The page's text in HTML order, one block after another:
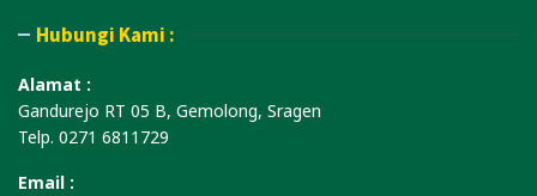
Hubungi Kami :
Alamat :
Gandurejo RT 05 B, Gemolong, Sragen
Telp. 0271 6811729
Email :